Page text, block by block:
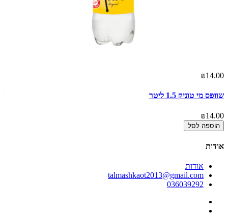
₪14.00
שוופס מי טוניק 1.5 ליטר
₪14.00
הוספה לסל
אודות
אודות
talmashkaot2013@gmail.com
036039292